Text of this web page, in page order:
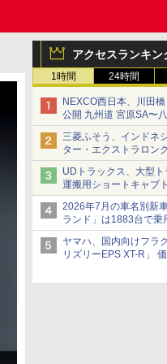
アクセスランキン
1時間 24時間
NEXCO西日本、川田
公開 九州道 宮原SA〜
車両を通行可能に
三菱ふそう、インドネ
ター・エクストラロン
ックベースの観光・旅
UDトラックス、大型
運搬用ショートキャブ
2026年7月の車名別新
ランド」は1883台で乗
は2591台で27位に
ヤマハ、国内向けフラ
リズリーEPS XT-R」